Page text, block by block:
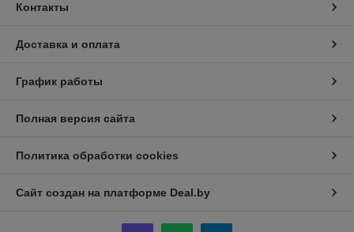
Контакты
Доставка и оплата
График работы
Полная версия сайта
Политика обработки cookies
Сайт создан на платформе Deal.by